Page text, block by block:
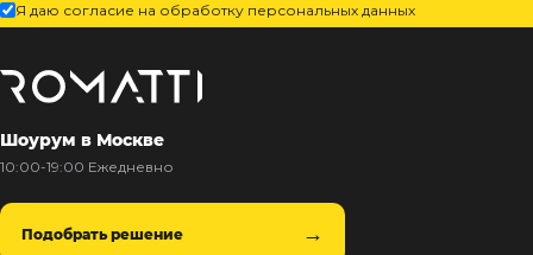
Я даю согласие на обработку персональных данных
Шоурум в Москве
10:00-19:00 Ежедневно
Подобрать решение